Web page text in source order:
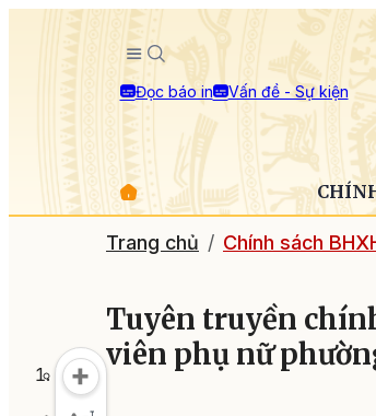
Đọc báo in Vấn đề - Sự kiện
Trang chủ Chính sách
Tuyên truyền
viên phụ nữ